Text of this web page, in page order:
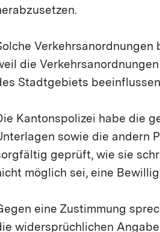
Verkehrsanordnungen
die
Stadtgebiets
Kantonspolizei habe die
sowie die andern
geprüft, wie sie
möglich sei, eine
eine Zustimmung
widersprüchlichen